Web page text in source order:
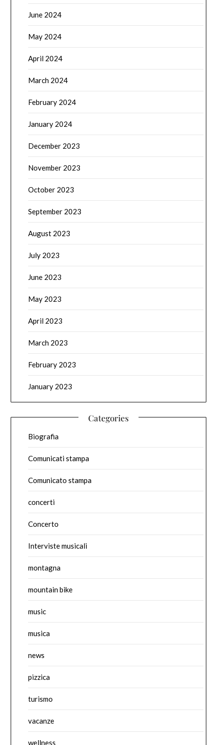
June 2024
May 2024
April 2024
March 2024
February 2024
January 2024
December 2023
November 2023
October 2023
September 2023
August 2023
July 2023
June 2023
May 2023
April 2023
March 2023
February 2023
January 2023
Categories
Biografia
Comunicati stampa
Comunicato stampa
concerti
Concerto
Interviste musicali
montagna
mountain bike
music
musica
news
pizzica
turismo
vacanze
wellness